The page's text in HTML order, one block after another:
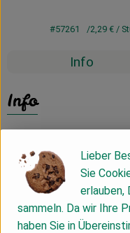
#57261 2,29 € /
Info
Info
Lieber
Sie
erlauben,
sammeln. Da wir Ihre
haben Sie in